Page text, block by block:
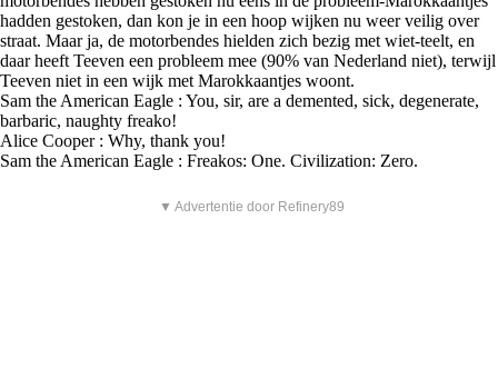
hadden gestoken, dan kon je in een hoop wijken nu weer veilig over
straat. Maar ja, de motorbendes hielden zich bezig met wiet-teelt, en
daar heeft Teeven een probleem mee (90% van Nederland niet), terwijl
Teeven niet in een wijk met Marokkaantjes woont.
Sam the American Eagle : You, sir, are a demented, sick, degenerate,
barbaric, naughty freako!
Alice Cooper : Why, thank you!
Sam the American Eagle : Freakos: One. Civilization: Zero.
▼ Advertentie door Refinery89